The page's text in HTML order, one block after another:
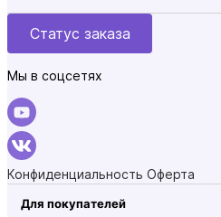
Статус заказа
Мы в соцсетях
Конфиденциальность Оферта
Для покупателей